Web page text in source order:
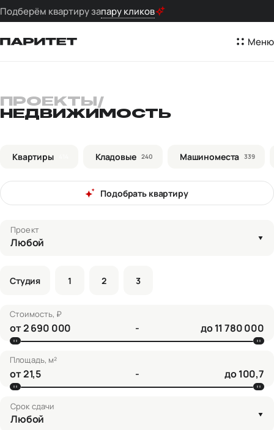
Подберём квартиру запару кликов
Меню
ПРОЕКТЫ /
НЕДВИЖИМОСТЬ
Квартиры Кладовые 240 Машиноместа 339
Подобрать квартиру
Проект
Любой
Студия 1 2 3
Стоимость, ₽
от - до
Площадь, м²
от - до
Срок сдачи
Любой